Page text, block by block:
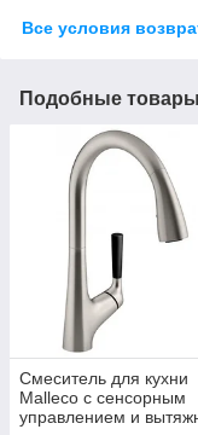
Все условия
Подобные
Смеситель для кухни
Malleco с сенсорным
управлением и